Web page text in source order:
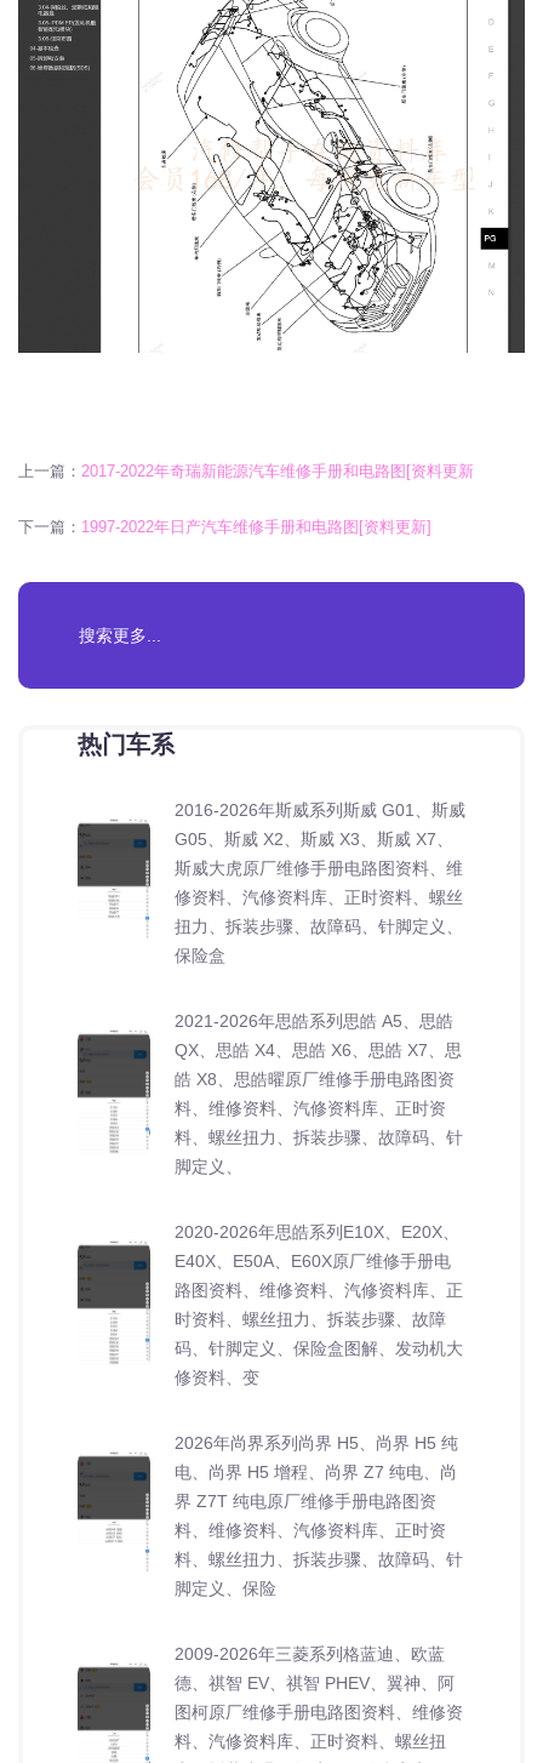
上一篇： 2017-2022年奇瑞新能源汽车维修手册和电路图[资料更新
下一篇： 1997-2022年日产汽车维修手册和电路图[资料更新]
热门车系
2016-2026年斯威系列斯威 G01、斯威
G05、斯威 X2、斯威 X3、斯威 X7、
斯威大虎原厂维修手册电路图资料、维
修资料、汽修资料库、正时资料、螺丝
扭力、拆装步骤、故障码、针脚定义、
保险盒
2021-2026年思皓系列思皓 A5、思皓
QX、思皓 X4、思皓 X6、思皓 X7、思
皓 X8、思皓曜原厂维修手册电路图资
料、维修资料、汽修资料库、正时资
料、螺丝扭力、拆装步骤、故障码、针
脚定义、
2020-2026年思皓系列E10X、E20X、
E40X、E50A、E60X原厂维修手册电
路图资料、维修资料、汽修资料库、正
时资料、螺丝扭力、拆装步骤、故障
码、针脚定义、保险盒图解、发动机大
修资料、变
2026年尚界系列尚界 H5、尚界 H5 纯
电、尚界 H5 增程、尚界 Z7 纯电、尚
界 Z7T 纯电原厂维修手册电路图资
料、维修资料、汽修资料库、正时资
料、螺丝扭力、拆装步骤、故障码、针
脚定义、保险
2009-2026年三菱系列格蓝迪、欧蓝
德、祺智 EV、祺智 PHEV、翼神、阿
图柯原厂维修手册电路图资料、维修资
料、汽修资料库、正时资料、螺丝扭